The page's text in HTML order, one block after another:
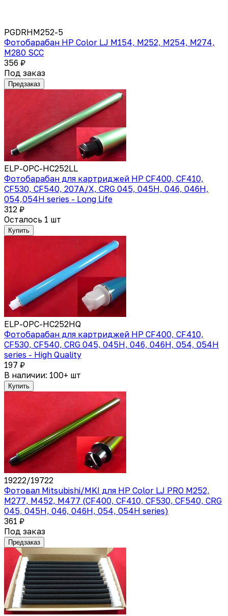
PGDRHM252-5
Фотобарабан HP Color LJ M154, M252, M254, M274,
M280 SCC
356 ₽
Под заказ
Предзаказ
ELP-OPC-HC252LL
Фотобарабан для картриджей HP CF400, CF410,
CF530, CF540, 207A/X, CRG 045, 045H, 046, 046H,
054,054H series - Long Life
312 ₽
Осталось 1 шт
Купить
ELP-OPC-HC252HQ
Фотобарабан для картриджей HP CF400, CF410,
CF530, CF540, CRG 045, 045H, 046, 046H, 054, 054H
series - High Quality
197 ₽
В наличии: 100+ шт
Купить
19222/19722
Фотовал Mitsubishi/MKI для HP Color LJ PRO M252,
M277, M452, M477 (CF400, CF410, CF530, CF540, CRG
045, 045H, 046, 046H, 054, 054H series)
361 ₽
Под заказ
Предзаказ